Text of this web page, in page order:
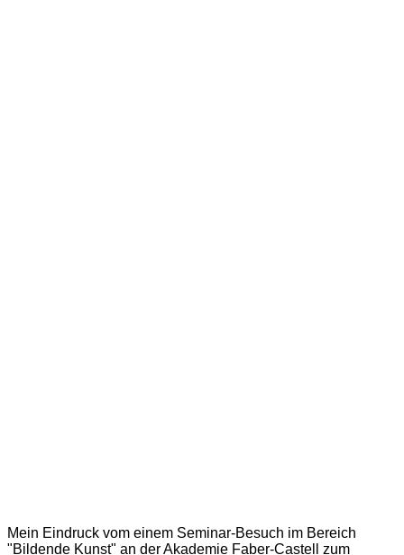
Mein Eindruck vom einem Seminar-Besuch im Bereich
"Bildende Kunst" an der Akademie Faber-Castell zum